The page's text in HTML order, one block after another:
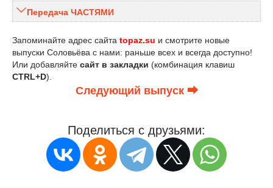
Передача ЧАСТЯМИ
Запоминайте адрес сайта topaz.su и смотрите новые
выпуски Соловьёва с нами: раньше всех и всегда доступно!
Или добавляйте сайт в закладки (комбинация клавиш
CTRL+D).
Следующий выпуск ⮕
Поделиться с друзьями: